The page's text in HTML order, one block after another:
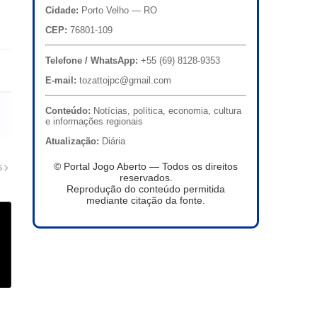
Cidade: Porto Velho — RO
CEP: 76801-109
Telefone / WhatsApp: +55 (69) 8128-9353
E-mail: tozattojpc@gmail.com
Conteúdo: Notícias, política, economia, cultura
e informações regionais
Atualização: Diária
© Portal Jogo Aberto — Todos os direitos
reservados.
Reprodução do conteúdo permitida
mediante citação da fonte.